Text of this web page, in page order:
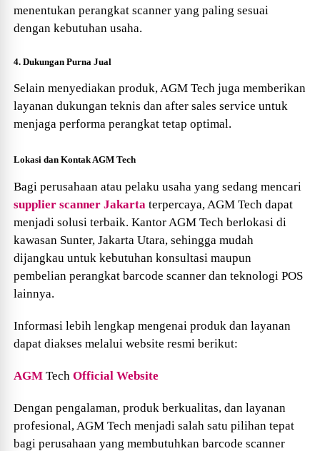
menentukan perangkat scanner yang paling sesuai
dengan kebutuhan usaha.
4. Dukungan Purna Jual
Selain menyediakan produk, AGMTechjuga memberikan
layanan dukungan teknis dan after sales service untuk
menjaga performa perangkat tetap optimal.
Lokasi dan Kontak AGMTech
Bagi perusahaan atau pelaku usaha yang sedang mencari
supplier scanner Jakarta terpercaya, AGMTech dapat
menjadi solusi terbaik. Kantor AGMTech berlokasi di
kawasan Sunter, Jakarta Utara, sehingga mudah
dijangkau untuk kebutuhan konsultasi maupun
pembelian perangkat barcode scanner dan teknologi POS
lainnya.
Informasi lebih lengkap mengenai produk dan layanan
dapat diakses melalui website resmi berikut:
AGMTechOfficial Website
Dengan pengalaman, produk berkualitas, dan layanan
profesional, AGMTechmenjadi salah satu pilihan tepat
bagi perusahaan yang membutuhkan barcode scanner